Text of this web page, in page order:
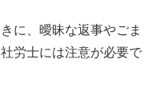
に、曖昧な返事やごま
労士には注意が必要で